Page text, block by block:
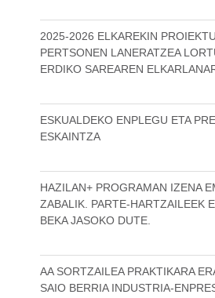
2025-2026 ELKAREKIN
PERTSONEN LANERATZEA
ERDIKO SAREAREN
ESKUALDEKO ENPLEGU ETA
ESKAINTZA
HAZILAN+ PROGRAMAN IZENA
ZABALIK. PARTE-HARTZAILEEK
BEKA JASOKO DUTE.
AA SORTZAILEA PRAKTIKARA
SAIO BERRIA INDUSTRIA-